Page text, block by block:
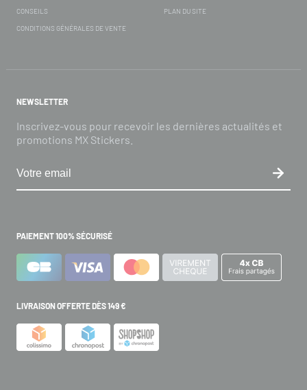
CONSEILS
CONDITIONS GÉNÉRALES DE VENTE
PLAN DU SITE
NEWSLETTER
Inscrivez-vous pour recevoir les dernières actualités et
promotions MX Stickers.
PAIEMENT 100% SÉCURISÉ
LIVRAISON OFFERTE DÈS 149 €